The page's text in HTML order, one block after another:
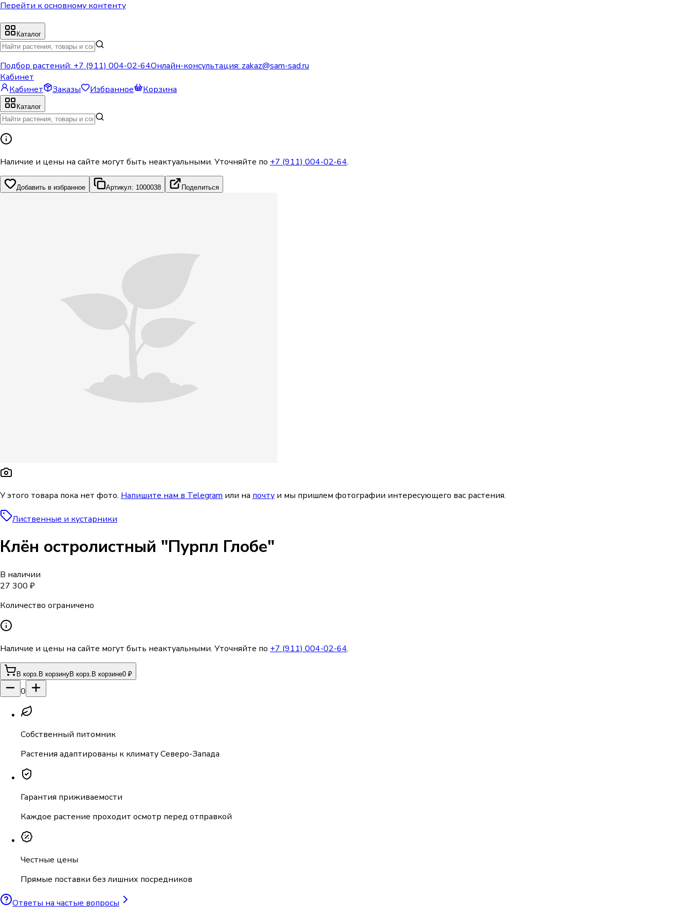
Перейти к основному контенту
Каталог
Подбор растений: +7 (911) 004-02-64Онлайн-консультация: zakaz@sam-sad.ru
Кабинет
Кабинет
Заказы Избранное Корзина
Каталог
Наличие и цены на сайте могут быть неактуальными. Уточняйте по +7 (911) 004-02-64.
Добавить в избранное Артикул: 1000038 Поделиться
У этого товара пока нет фото. Напишите нам в Telegram или на почту и мы пришлем фотографии интересующего вас растения.
Лиственные и кустарники
Клён остролистный "Пурпл Глобе"
В наличии
27 300 ₽
Количество ограничено
Наличие и цены на сайте могут быть неактуальными. Уточняйте по +7 (911) 004-02-64.
В корз. В корзинуВ корз. В корзине0 ₽
0
Собственный питомник
Растения адаптированы к климату Северо-Запада
Гарантия приживаемости
Каждое растение проходит осмотр перед отправкой
Честные цены
Прямые поставки без лишних посредников
Ответы на частые вопросы